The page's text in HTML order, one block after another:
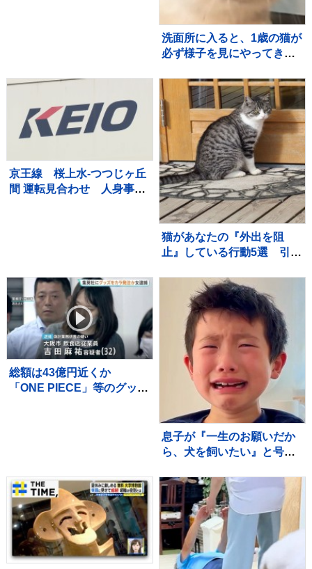
洗面所に入ると、1歳の猫が
必ず様子を見にやってき
22万いいね「首の角度がた
まらん」「真剣に見てるね
ｗ」
京王線 桜上水-つつじヶ丘
間 運転見合わせ 人身事故
猫があなたの『外出を阻
止』している行動5選 引き
総額は43億円近くか
「ONE PIECE」等のグッズ
息子が『一生のお願いだか
ら、犬を飼いたい』と号泣
思わず感動する『成長記
録』が255万再生「素敵」
「愛溢れてる」